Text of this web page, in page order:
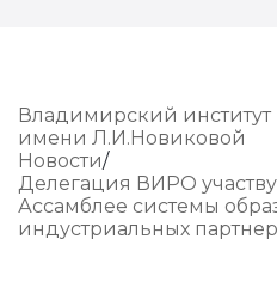
Владимирский институт
имени Л.И.Новиковой
Новости
Делегация ВИРО
Ассамблее системы
индустриальных